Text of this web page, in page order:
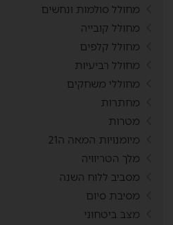
מחולל סולמות ונחשים
מחולל קובייה
מחולל קלפים
מחולל רביעיות
מחוללי משחקים
מחתרות
מטרות
מיומנויות המאה ה21
מלך הטריוויה
מסביב ללוח השנה
מסיבת סיום
מצב ביטחוני